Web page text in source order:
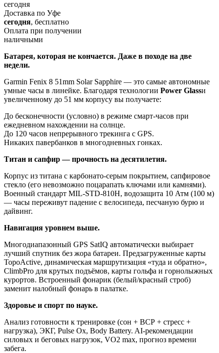
сегодня
Доставка по Уфе
сегодня, бесплатно
Оплата при получении
наличными
Батарея, которая не кончается. Даже в походе на две
недели.
Garmin Fenix 8 51mm Solar Sapphire — это самые автономные
умные часы в линейке. Благодаря технологии Power Glassи
увеличенному до 51 мм корпусу вы получаете:
До бесконечности (условно) в режиме смарт-часов при
ежедневном нахождении на солнце.
До 120 часов непрерывного трекинга с GPS.
Никаких павербанков в многодневных гонках.
Титан и сапфир — прочность на десятилетия.
Корпус из титана с карбонато-серым покрытием, сапфировое
стекло (его невозможно поцарапать ключами или камнями).
Военный стандарт MIL-STD-810H, водозащита 10 Атм (100 м)
— часы переживут падение с велосипеда, песчаную бурю и
дайвинг.
Навигация уровнем выше.
Многодиапазонный GPS SatIQ автоматически выбирает
лучший спутник без жора батареи. Предзагруженные карты
TopoActive, динамическая маршрутизация «туда и обратно»,
ClimbPro для крутых подъёмов, карты гольфа и горнолыжных
курортов. Встроенный фонарик (белый/красный строб)
заменит налобный фонарь в палатке.
Здоровье и спорт по науке.
Анализ готовности к тренировке (сон + ВСР + стресс +
нагрузка), ЭКГ, Pulse Ox, Body Battery. AI-рекомендации
силовых и беговых нагрузок, VO2 max, прогноз времени
забега.